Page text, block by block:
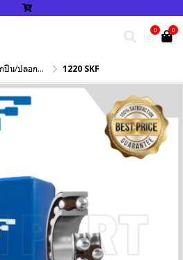
0 0
กำหนด/เพลาฮาร์ดโครม 1220 SKF